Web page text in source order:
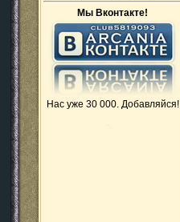
Мы Вконтакте!
Нас уже 30 000. Добавляйся!